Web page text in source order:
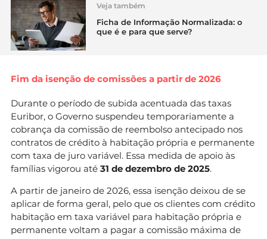
Veja também
Ficha de Informação Normalizada: o
que é e para que serve?
Fim da isenção de comissões a partir de 2026
Durante o período de subida acentuada das taxas
Euribor, o Governo suspendeu temporariamente a
cobrança da comissão de reembolso antecipado nos
contratos de crédito à habitação própria e permanente
com taxa de juro variável. Essa medida de apoio às
famílias vigorou até 31 de dezembro de 2025.
A partir de janeiro de 2026, essa isenção deixou de se
aplicar de forma geral, pelo que os clientes com crédito
habitação em taxa variável para habitação própria e
permanente voltam a pagar a comissão máxima de